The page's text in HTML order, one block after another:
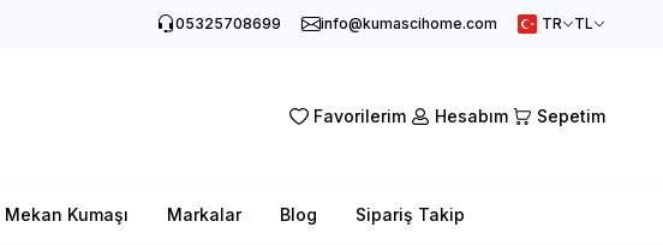
05325708699 info@kumascihome.com TR TL
Favorilerim Hesabım Sepetim
Mekan Kumaşı Markalar Blog Sipariş Takip